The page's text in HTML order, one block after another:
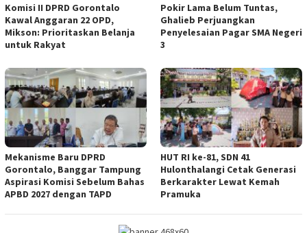
Komisi II DPRD Gorontalo
Kawal Anggaran 22 OPD,
Mikson: Prioritaskan Belanja
untuk Rakyat
Pokir Lama Belum Tuntas,
Ghalieb Perjuangkan
Penyelesaian Pagar SMA Negeri
3
Mekanisme Baru DPRD
Gorontalo, Banggar Tampung
Aspirasi Komisi Sebelum Bahas
APBD 2027 dengan TAPD
HUT RI ke-81, SDN 41
Hulonthalangi Cetak Generasi
Berkarakter Lewat Kemah
Pramuka